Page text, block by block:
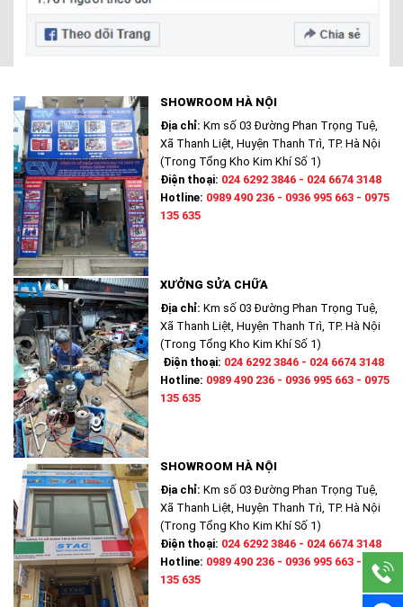
SHOWROOM HÀ NỘI
Địa chỉ: Km số 03 Đường Phan Trọng Tuệ,
Xã Thanh Liệt, Huyện Thanh Trì, TP. Hà Nội
(Trong Tổng Kho Kim Khí Số 1)
Điện thoại: 024 6292 3846 - 024 6674 3148
Hotline: 0989 490 236 - 0936 995 663 - 0975
135 635
XƯỞNG SỬA CHỮA
Địa chỉ: Km số 03 Đường Phan Trọng Tuệ,
Xã Thanh Liệt, Huyện Thanh Trì, TP. Hà Nội
(Trong Tổng Kho Kim Khí Số 1)
Điện thoại: 024 6292 3846 - 024 6674 3148
Hotline: 0989 490 236 - 0936 995 663 - 0975
135 635
SHOWROOM HÀ NỘI
Địa chỉ: Km số 03 Đường Phan Trọng Tuệ,
Xã Thanh Liệt, Huyện Thanh Trì, TP. Hà Nội
(Trong Tổng Kho Kim Khí Số 1)
Điện thoại: 024 6292 3846 - 024 6674 3148
Hotline: 0989 490 236 - 0936 995 663 - 0975
135 635